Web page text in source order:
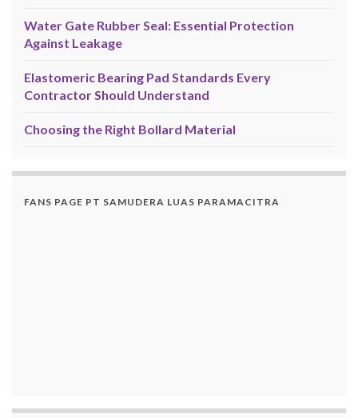
Water Gate Rubber Seal: Essential Protection
Against Leakage
Elastomeric Bearing Pad Standards Every
Contractor Should Understand
Choosing the Right Bollard Material
FANS PAGE PT SAMUDERA LUAS PARAMACITRA